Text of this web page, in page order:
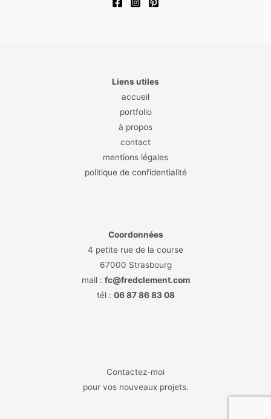
Liens utiles
accueil
portfolio
à propos
contact
mentions légales
politique de confidentialité
Coordonnées
4 petite rue de la course
67000 Strasbourg
mail : fc@fredclement.com
tél : 06 87 86 83 08
Contactez-moi
pour vos nouveaux projets.